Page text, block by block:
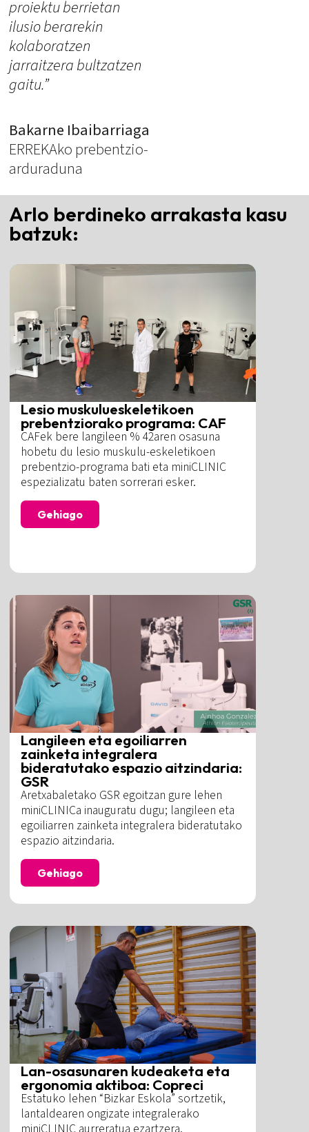
proiektu berrietan
ilusio berarekin
kolaboratzen
jarraitzera bultzatzen
gaitu.”
Bakarne Ibaibarriaga
ERREKAko prebentzio-
arduraduna
Arlo berdineko arrakasta kasu
batzuk:
Lesio muskulueskeletikoen
prebentziorako programa: CAF
CAFek bere langileen % 42aren osasuna
hobetu du lesio muskulu-eskeletikoen
prebentzio-programa bati eta miniCLINIC
espezializatu baten sorrerari esker.
Gehiago
Langileen eta egoiliarren
zainketa integralera
bideratutako espazio aitzindaria:
GSR
Aretxabaletako GSR egoitzan gure lehen
miniCLINICa inauguratu dugu; langileen eta
egoiliarren zainketa integralera bideratutako
espazio aitzindaria.
Gehiago
Lan-osasunaren kudeaketa eta
ergonomia aktiboa: Copreci
Estatuko lehen “Bizkar Eskola” sortzetik,
lantaldearen ongizate integralerako